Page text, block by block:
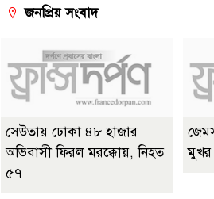
জনপ্রিয় সংবাদ
সেউতায় ঢোকা ৪৮ হাজার
অভিবাসী ফিরল মরক্কোয়, নিহত
৫৭
মুখর